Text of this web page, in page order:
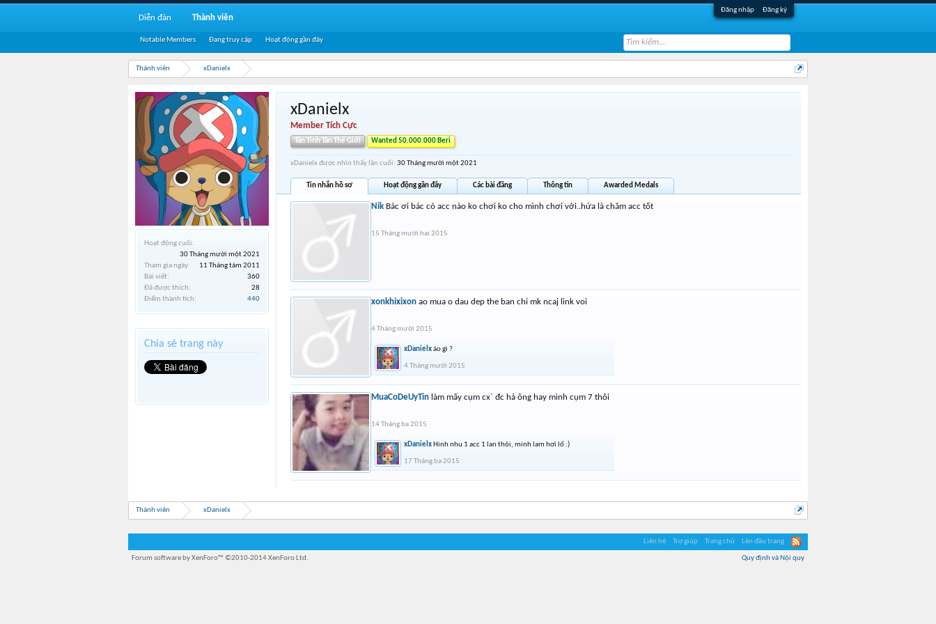
Đăng nhập Đăng ký
Thành viên xDanielx
Hoạt động cuối:
30 Tháng mười một 2021
Tham gia ngày:
11 Tháng tám 2011
Bài viết:
360
Đã được thích:
28
Điểm thành tích:
440
Chia sẻ trang này
xDanielx
Member Tích Cực
Tân Tinh Tân Thế Giới Wanted 50.000.000 Beri
xDanielx được nhìn thấy lần cuối: 30 Tháng mười một 2021
Tin nhắn hồ sơ Hoạt động gần đây Các bài đăng Thông tin Awarded Medals
Nik Bác ơi bác có acc nào ko chơi ko cho mình chơi với..hứa là chăm acc tốt
15 Tháng mười hai 2015
xonkhixixon ao mua o dau dep the ban chi mk ncaj link voi
4 Tháng mười 2015
xDanielxáo gì ?
4 Tháng mười 2015
MuaCoDeUyTin làm mấy cụm cx` đc hả ông hay mình cụm 7 thôi
14 Tháng ba 2015
xDanielx Hinh nhu 1 acc 1 lan thôi, minh lam hơi lố :)
17 Tháng ba 2015
Thành viên xDanielx
Diễn đàn Thành viên
Notable Members Đang truy cập Hoạt động gần đây
Liên hệ Trợ giúp Trang chủ Lên đầu trang
Quy định và Nội quy
Forum software by XenForo™ ©2010-2014 XenForo Ltd.